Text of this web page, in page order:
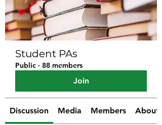
Student PAs
Public · 88 members
Join
Discussion Media Members About